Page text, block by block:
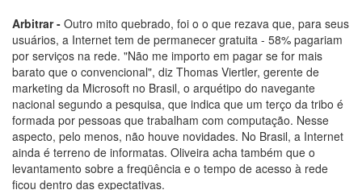
Arbitrar - Outro mito quebrado, foi o o que rezava que, para seus
usuários, a Internet tem de permanecer gratuita - 58% pagariam
por serviços na rede. "Não me importo em pagar se for mais
barato que o convencional", diz Thomas Viertler, gerente de
marketing da Microsoft no Brasil, o arquétipo do navegante
nacional segundo a pesquisa, que indica que um terço da tribo é
formada por pessoas que trabalham com computação. Nesse
aspecto, pelo menos, não houve novidades. No Brasil, a Internet
ainda é terreno de informatas. Oliveira acha também que o
levantamento sobre a freqüência e o tempo de acesso à rede
ficou dentro das expectativas.